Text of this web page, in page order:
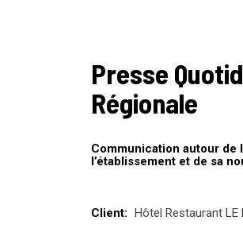
Presse
Régionale
Communication autour de
l’établissement et de sa
Client: Hôtel Restaurant LE